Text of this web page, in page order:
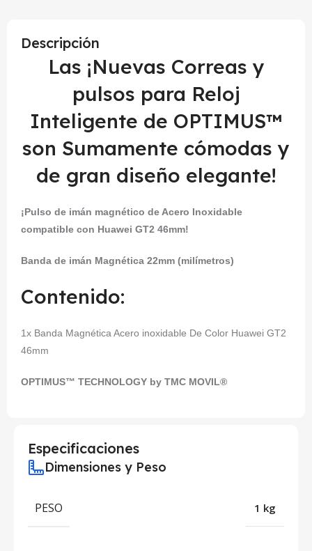
Descripción
Las ¡Nuevas Correas y
pulsos para Reloj
Inteligente de OPTIMUS™
son Sumamente cómodas y
de gran diseño elegante!
¡Pulso de imán magnético de Acero Inoxidable
compatible con Huawei GT2 46mm!
Banda de imán Magnética 22mm (milímetros)
Contenido:
1x Banda Magnética Acero inoxidable De Color Huawei GT2
46mm
OPTIMUS™ TECHNOLOGY by TMC MOVIL®
Especificaciones
Dimensiones y Peso
PESO 1 kg